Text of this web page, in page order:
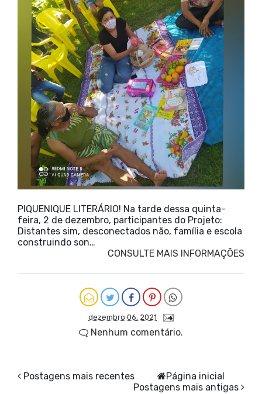
PIQUENIQUE LITERÁRIO! Na tarde dessa quinta-
feira, 2 de dezembro, participantes do Projeto:
Distantes sim, desconectados não, família e escola
construindo son…
CONSULTE MAIS INFORMAÇÕES
dezembro 06, 2021
Nenhum comentário.
Postagens mais recentes
Postagens mais antigas
Página inicial